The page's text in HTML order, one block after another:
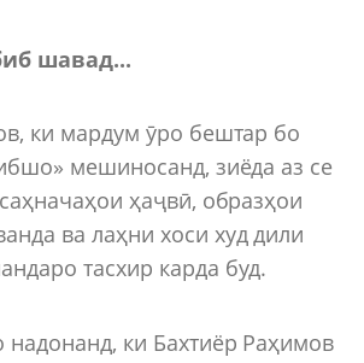
шавад...
ки мардум ӯро бештар бо
мешиносанд, зиёда аз се
ҳаҷвӣ, образҳои
ва лаҳни хоси худ дили
тасхир карда буд.
ки Бахтиёр Раҳимов